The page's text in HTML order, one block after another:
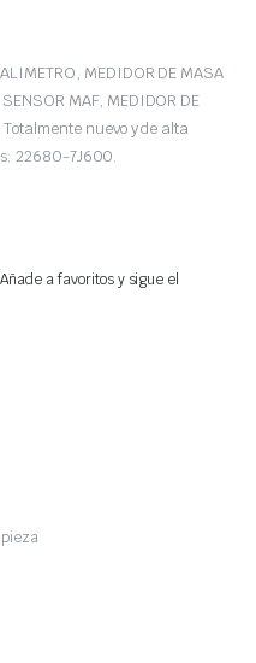
MEDIDOR DE MASA
MAF, MEDIDOR DE
Totalmente nuevo y de alta
22680-7J600.
a favoritos y sigue el